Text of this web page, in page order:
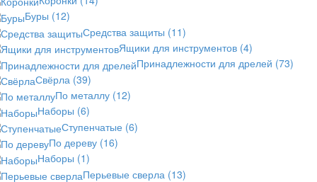
Буры (12)
Средства защиты (11)
Ящики для инструментов (4)
Принадлежности для дрелей (73)
Свёрла (39)
По металлу (12)
Наборы (6)
Ступенчатые (6)
По дереву (16)
Наборы (1)
Перьевые сверла (13)